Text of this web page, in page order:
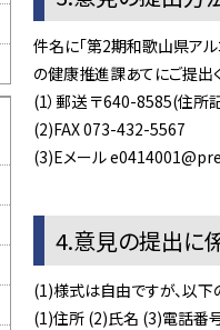
件名に「第2期和歌山県ア
の健康推進課あてにご提出
(1）郵送 〒640-8585(住所
(2)FAX 073-432-5567
(3)Eメール
4.意見の提出に
(1)様式は自由ですが、以下
(1)住所 (2)氏名 (3)電話番